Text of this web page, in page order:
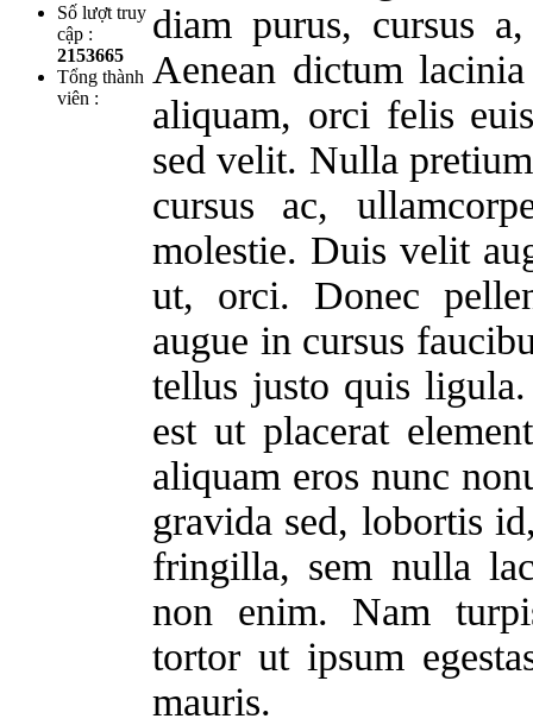
Số lượt truy
cập :
2153665
Tổng thành
viên :
diam purus, cursus
Aenean dictum
aliquam, orci felis
sed velit. Nulla
cursus ac,
molestie. Duis velit
ut, orci. Donec
augue in cursus
tellus justo quis
est ut placerat
aliquam eros nunc
gravida sed, lobortis
fringilla, sem nulla
non enim. Nam
tortor ut ipsum
mauris.